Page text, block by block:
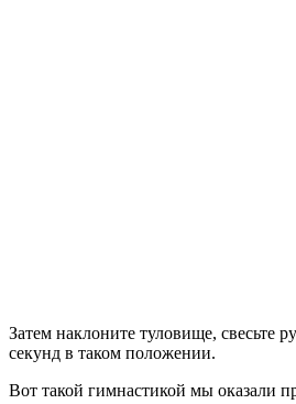
Затем наклоните туловище, свесьте
секунд в таком положении.
Вот такой гимнастикой мы оказали